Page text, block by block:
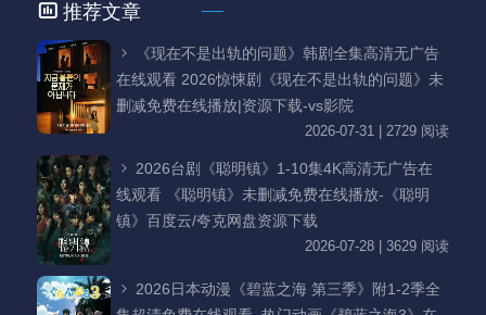
推荐文章
《现在不是出轨的问题》韩剧全集高清无广告
在线观看 2026惊悚剧《现在不是出轨的问题》未
删减免费在线播放|资源下载-vs影院
2026-07-31 | 2729 阅读
2026台剧《聪明镇》1-10集4K高清无广告在
线观看 《聪明镇》未删减免费在线播放-《聪明
镇》百度云/夸克网盘资源下载
2026-07-28 | 3629 阅读
2026日本动漫《碧蓝之海 第三季》附1-2季全